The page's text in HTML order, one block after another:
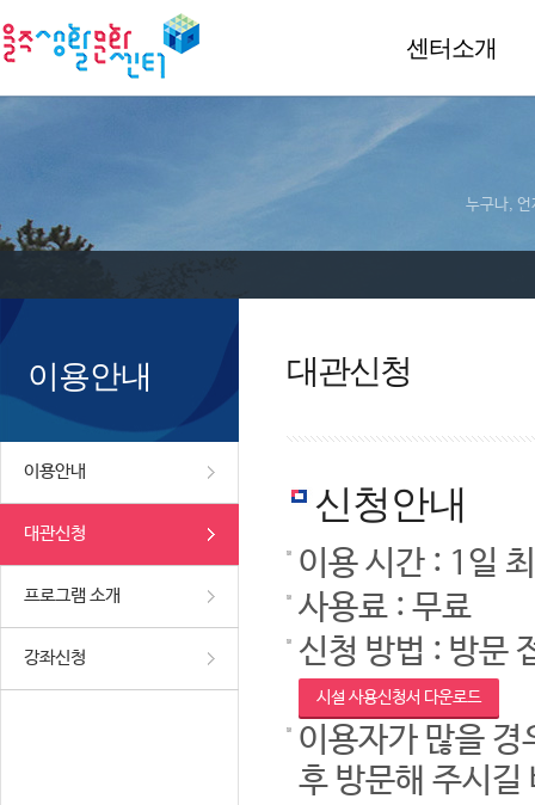
센터소개
누구나, 언
이용안내
이용안내
대관신청
프로그램 소개
강좌신청
대관신청
신청안내
이용 시간 : 1일
사용료 : 무료
신청 방법 : 방문
시설 사용신청서 다운로드
이용자가 많을 경
후 방문해 주시길